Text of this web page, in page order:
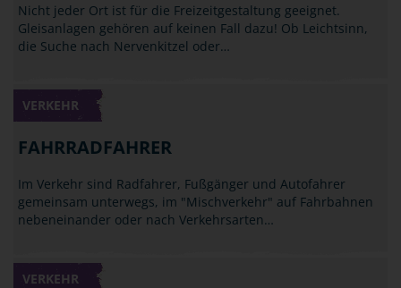
Nicht jeder Ort ist für die Freizeitgestaltung geeignet.
Gleisanlagen gehören auf keinen Fall dazu! Ob Leichtsinn,
die Suche nach Nervenkitzel oder…
VERKEHR
FAHRRADFAHRER
Im Verkehr sind Radfahrer, Fußgänger und Autofahrer
gemeinsam unterwegs, im "Mischverkehr" auf Fahrbahnen
nebeneinander oder nach Verkehrsarten…
VERKEHR